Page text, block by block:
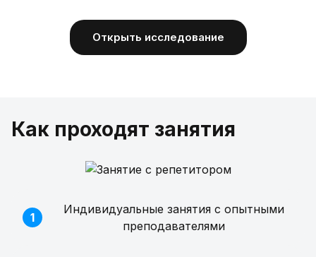
Открыть исследование
Как проходят занятия
1
Индивидуальные занятия с опытными
преподавателями